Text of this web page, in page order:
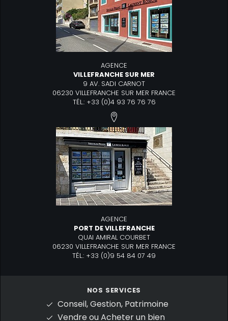
AGENCE
VILLEFRANCHE SUR MER
9 AV. SADI CARNOT
06230 VILLEFRANCHE SUR MER FRANCE
TÉL.: +33 (0)4 93 76 76 76
AGENCE
PORT DE VILLEFRANCHE
QUAI AMIRAL COURBET
06230 VILLEFRANCHE SUR MER FRANCE
TÉL.: +33 (0)9 54 84 07 49
NOS SERVICES
Conseil, Gestion, Patrimoine
Vendre ou Acheter un bien